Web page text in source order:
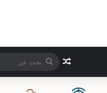
مقال عشوائي
بحث
عن